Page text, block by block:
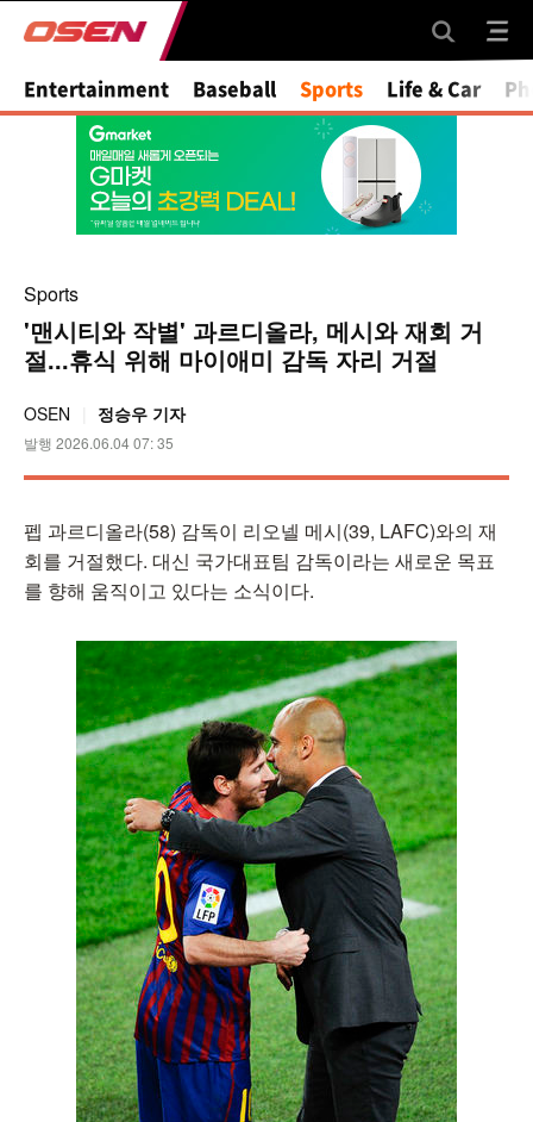
Entertainment Baseball Sports Life & Car
Sports
'맨시티와 작별' 과르디올라, 메시와 재회 거
절...휴식 위해 마이애미 감독 자리 거절
OSEN 정승우 기자
발행 2026.06.04 07: 35
펩 과르디올라(58) 감독이 리오넬 메시(39, LAFC)와의 재
회를 거절했다. 대신 국가대표팀 감독이라는 새로운 목표
를 향해 움직이고 있다는 소식이다.